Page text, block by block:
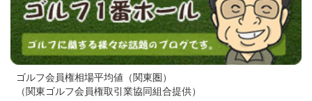
ゴルフ会員権相場平均値（関東圏）
（関東ゴルフ会員権取引業協同組合提供）